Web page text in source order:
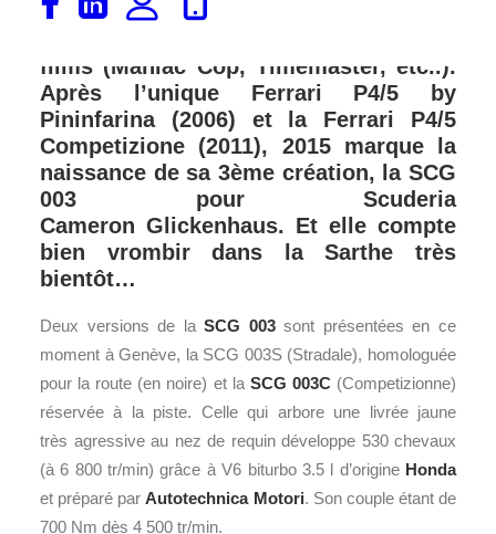
grand spectacle puisqu’il est
films (Maniac Cop, Timemaster, etc..).
Après l’unique Ferrari P4/5 by
Pininfarina (2006) et la Ferrari P4/5
Competizione (2011), 2015 marque la
naissance de sa 3ème création, la SCG
003 pour Scuderia
Cameron Glickenhaus. Et elle compte
bien vrombir dans la Sarthe très
bientôt…
Deux versions de laSCG 003sont présentées en ce
moment à Genève, la SCG 003S (Stradale), homologuée
pour la route (en noire) et la SCG 003C(Competizionne)
réservée à la piste. Celle qui arbore une livrée jaune
très agressive au nez de requin développe 530 chevaux
(à 6 800 tr/min) grâce à V6 biturbo 3.5 l d’origine Honda
et préparé parAutotechnica Motori. Son couple étant de
700 Nm dès 4 500 tr/min.